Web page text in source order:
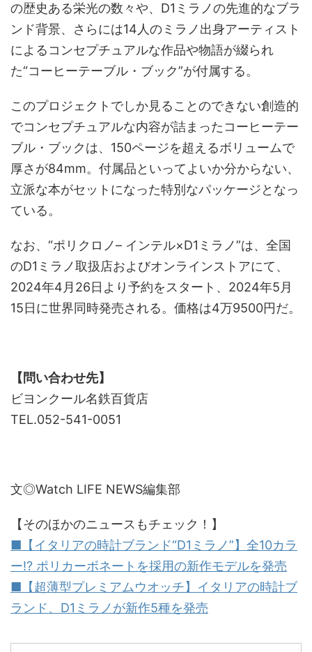
の歴史ある栄光の数々や、D1ミラノの先進的なブラ
ンド背景、さらには14人のミラノ出身アーティスト
によるコンセプチュアルな作品や物語が綴られ
た“コーヒーテーブル・ブック”が付属する。
このプロジェクトでしか見ることのできない創造的
でコンセプチュアルな内容が詰まったコーヒーテー
ブル・ブックは、150ページを超えるボリュームで
厚さが84mm。付属品といってよいか分からない、
立派な本がセットになった特別なパッケージとなっ
ている。
なお、“ポリクロノ– インテル×D1ミラノ”は、全国
のD1ミラノ取扱店およびオンラインストアにて、
2024年4月26日より予約をスタート、2024年5月
15日に世界同時発売される。価格は4万9500円だ。
【問い合わせ先】
ビヨンクール名鉄百貨店
TEL.052-541-0051
文◎Watch LIFE NEWS編集部
【そのほかのニュースもチェック！】
■【イタリアの時計ブランド“D1ミラノ”】全10カラ
ー!? ポリカーボネートを採用の新作モデルを発売
■【超薄型プレミアムウオッチ】イタリアの時計ブ
ランド、D1ミラノが新作5種を発売